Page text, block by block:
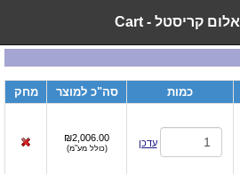
אלום קריסטל - Cart
כמות סה"כ למוצר מחק
עדכן ₪2,006.00
(כולל מע"מ)